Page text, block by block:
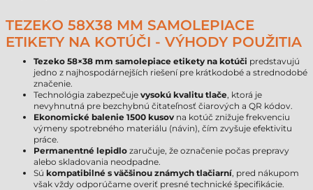
TEZEKO 58X38 MM SAMOLEPIACE
ETIKETY NA KOTÚČI - VÝHODY POUŽITIA
Tezeko 58×38 mm samolepiace etikety na kotúči predstavujú
jedno z najhospodárnejších riešení pre krátkodobé a strednodobé
značenie.
Technológia zabezpečuje vysokú kvalitu tlače, ktorá je
nevyhnutná pre bezchybnú čitateľnosť čiarových a QR kódov.
Ekonomické balenie 1500 kusov na kotúč znižuje frekvenciu
výmeny spotrebného materiálu (návin), čím zvyšuje efektivitu
práce.
Permanentné lepidlo zaručuje, že označenie počas prepravy
alebo skladovania neodpadne.
Sú kompatibilné s väčšinou známych tlačiarní, pred nákupom
však vždy odporúčame overiť presné technické špecifikácie.